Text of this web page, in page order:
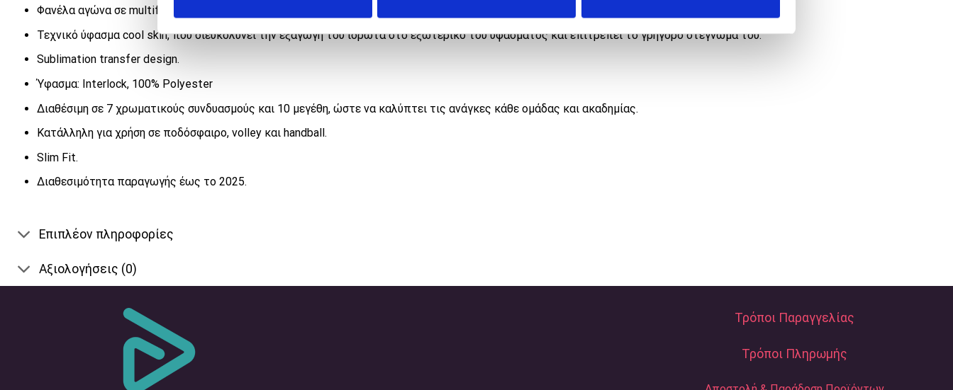
Φανέλα αγώνα σε multifilament λεπτό ύφασμα, που προσδίδει αίσθηση άνεσης και καλύτερη διαπερατότητα αέρα.
Τεχνικό ύφασμα cool skin, που διευκολύνει την εξαγωγή του ιδρώτα στο εξωτερικό του υφάσματος και επιτρέπει το γρήγορο στέγνωμά του.
Sublimation transfer design.
Ύφασμα: Interlock, 100% Polyester
Διαθέσιμη σε 7 χρωματικούς συνδυασμούς και 10 μεγέθη, ώστε να καλύπτει τις ανάγκες κάθε ομάδας και ακαδημίας.
Κατάλληλη για χρήση σε ποδόσφαιρο, volley και handball.
Slim Fit.
Διαθεσιμότητα παραγωγής έως το 2025.
Επιπλέον πληροφορίες
Αξιολογήσεις (0)
Τρόποι Παραγγελίας
Τρόποι Πληρωμής